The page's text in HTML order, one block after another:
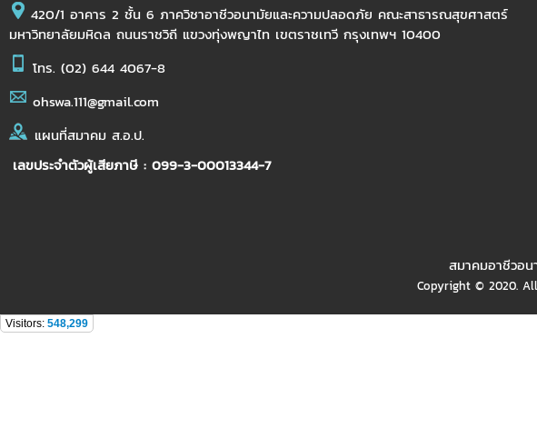
420/1 อาคาร 2 ชั้น 6 ภาควิชาอาชีวอนามัยและความปลอดภัย คณะสาธารณสุขศาสตร์
มหาวิทยาลัยมหิดล ถนนราชวิถี แขวงทุ่งพญาไท เขตราชเทวี กรุงเทพฯ 10400
โทร. (02) 644 4067-8
ohswa.111@gmail.com
แผนที่สมาคม ส.อ.ป.
เลขประจำตัวผู้เสียภาษี : 099-3-00013344-7
สมาคมอาชีวอน
Copyright © 2020. All
Visitors: 548,299